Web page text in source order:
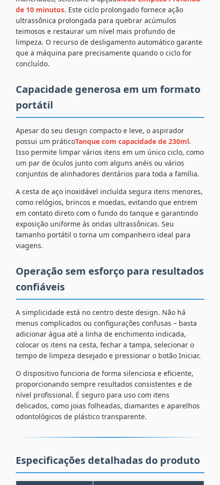
de 10 minutos. Este ciclo prolongado fornece ação
ultrassônica prolongada para quebrar acúmulos
teimosos e restaurar um nível mais profundo de
limpeza. O recurso de desligamento automático garante
que a máquina pare precisamente quando o ciclo for
concluído.
Capacidade generosa em um formato
portátil
Apesar do seu design compacto e leve, o aspirador
possui um práticoTanque com capacidade de 230ml.
Isso permite limpar vários itens em um único ciclo, como
um par de óculos junto com alguns anéis ou vários
conjuntos de alinhadores dentários para toda a família.
A cesta de aço inoxidável incluída segura itens menores,
como relógios, brincos e moedas, evitando que entrem
em contato direto com o fundo do tanque e garantindo
exposição uniforme às ondas ultrassônicas. Seu
tamanho portátil o torna um companheiro ideal para
viagens.
Operação sem esforço para resultados
confiáveis
A simplicidade está no centro deste design. Não há
menus complicados ou configurações confusas – basta
adicionar água até a linha de enchimento indicada,
colocar os itens na cesta, fechar a tampa, selecionar o
tempo de limpeza desejado e pressionar o botão Iniciar.
O dispositivo funciona de forma silenciosa e eficiente,
proporcionando sempre resultados consistentes e de
nível profissional. É seguro para uso com itens
delicados, como joias folheadas, diamantes e aparelhos
odontológicos de plástico transparente.
Especificações detalhadas do produto